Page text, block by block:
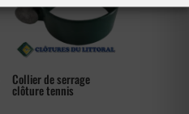
Collier de serrage
clôture tennis